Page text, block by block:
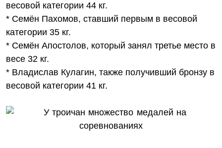
весовой категории 44 кг.
* Семён Пахомов, ставший первым в весовой
категории 35 кг.
* Семён Апостолов, который занял третье место в
весе 32 кг.
* Владислав Кулагин, также получивший бронзу в
весовой категории 41 кг.